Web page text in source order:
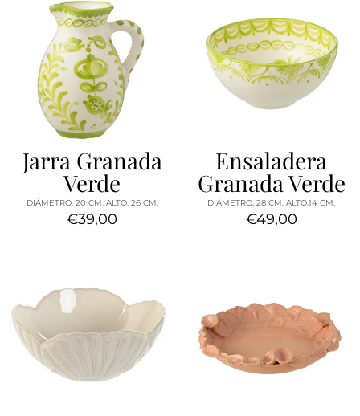
Jarra Granada
Verde
DIÁMETRO: 20 CM. ALTO: 26 CM.
€39,00
Ensaladera
Granada Verde
DIÁMETRO: 28 CM. ALTO:14 CM.
€49,00